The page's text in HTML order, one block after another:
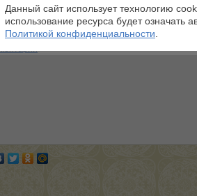
Данный сайт использует технологию
использование ресурса будет означать
Политикой конфиденциальности